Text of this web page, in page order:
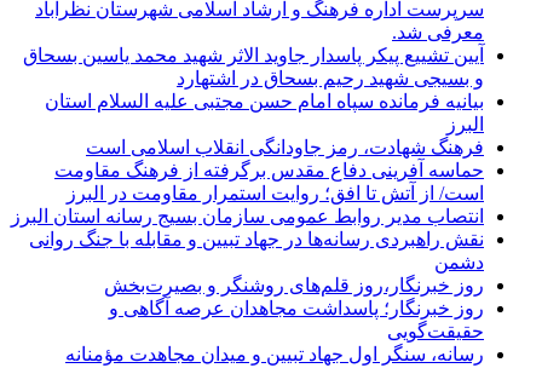
سرپرست اداره فرهنگ و ارشاد اسلامی شهرستان نظرآباد
معرفی شد.
آیین تشییع پیکر پاسدار جاوید الاثر شهید محمد یاسین بسحاق
و بسیجی شهید رحیم بسحاق در اشتهارد
بیانیه فرمانده سپاه امام حسن مجتبی علیه السلام استان
البرز
فرهنگ شهادت، رمز جاودانگی انقلاب اسلامی است
حماسه آفرینی دفاع مقدس برگرفته از فرهنگ مقاومت
است/ از آتش تا افق؛ روایت استمرار مقاومت در البرز
انتصاب مدیر روابط عمومی سازمان بسیج رسانه استان البرز
نقش راهبردی رسانه‌ها در جهاد تبیین و مقابله با جنگ روانی
دشمن
روز خبرنگار،روز قلم‌های روشنگر و بصیرت‌بخش
روز خبرنگار؛ پاسداشت مجاهدان عرصه آگاهی و
حقیقت‌گویی
رسانه، سنگر اول جهاد تبیین و میدان مجاهدت مؤمنانه